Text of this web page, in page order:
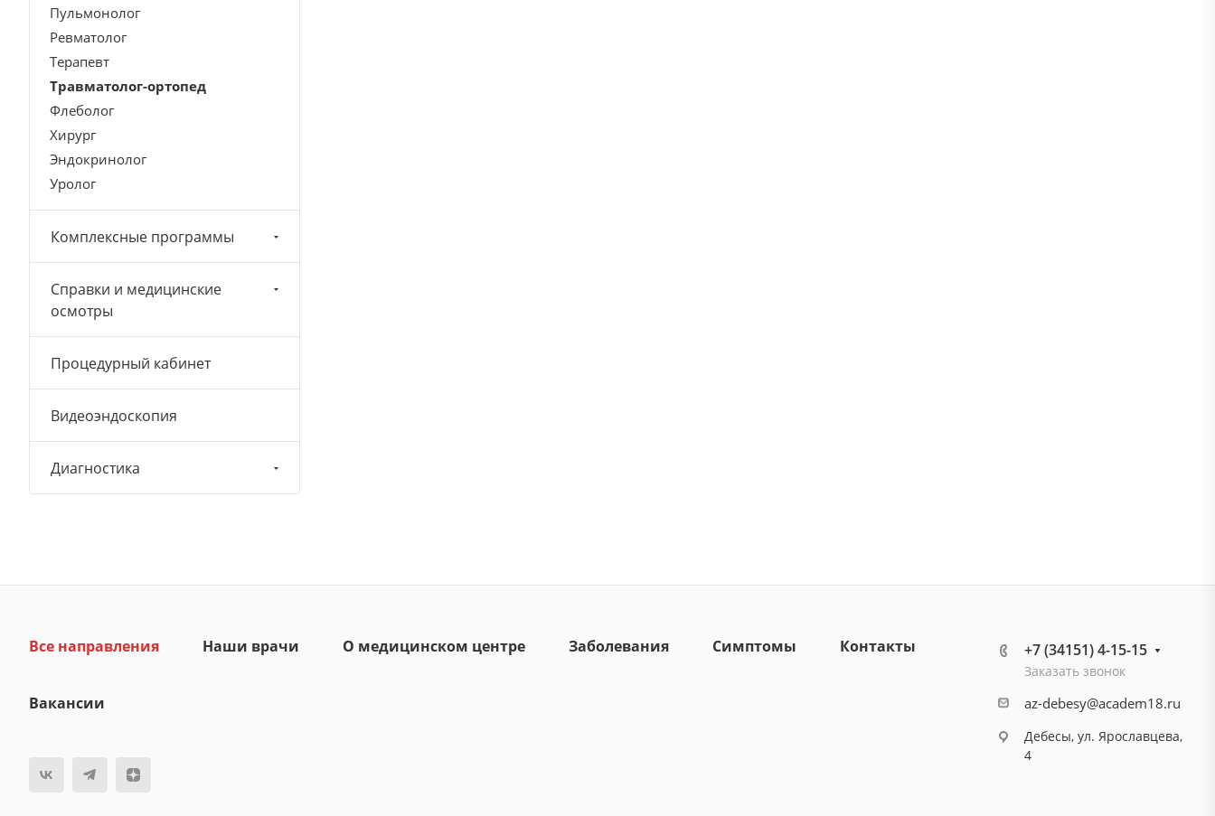
Пульмонолог
Ревматолог
Терапевт
Травматолог-ортопед
Флеболог
Хирург
Эндокринолог
Уролог
Комплексные программы
Справки и медицинские
осмотры
Процедурный кабинет
Видеоэндоскопия
Диагностика
Все направления Наши врачи О медицинском центре Заболевания Симптомы Контакты
Вакансии
+7 (34151) 4-15-15
Заказать звонок
az-debesy@academ18.ru
Дебесы, ул. Ярославцева,
4